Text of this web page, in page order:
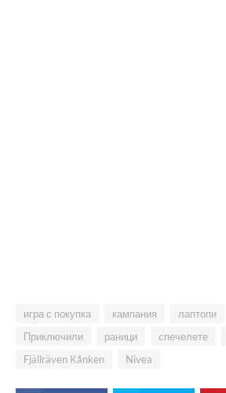
игра с покупка кампания лаптопи
Приключили
раници спечелете
Fjällräven Kånken
Nivea